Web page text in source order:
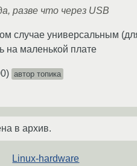
разве что через USB
случае универсальным
на маленькой плате
) автор топика
в архив.
Linux-hardware